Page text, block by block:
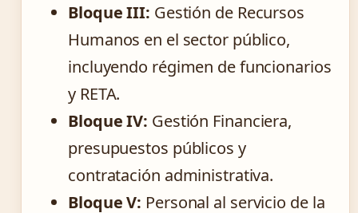
Bloque III: Gestión de Recursos
Humanos en el sector público,
incluyendo régimen de funcionarios
y RETA.
Bloque IV: Gestión Financiera,
presupuestos públicos y
contratación administrativa.
Bloque V: Personal al servicio de la